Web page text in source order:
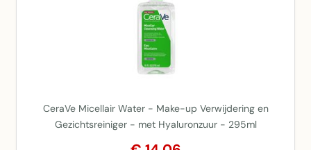
CeraVe Micellair Water - Make-up Verwijdering en
Gezichtsreiniger - met Hyaluronzuur - 295ml